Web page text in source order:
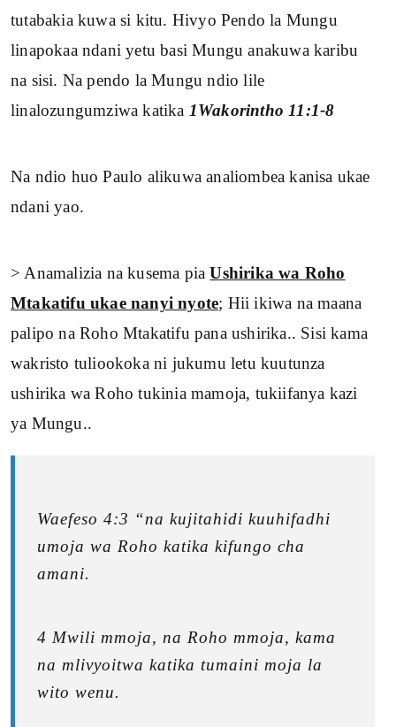
tutabakia kuwa si kitu. Hivyo Pendo la Mungu
linapokaa ndani yetu basi Mungu anakuwa karibu
na sisi. Na pendo la Mungu ndio lile
linalozungumziwa katika 1Wakorintho 11:1-8
Na ndio huo Paulo alikuwa analiombea kanisa ukae
ndani yao.
> Anamalizia na kusema piaUshirika wa Roho
Mtakatifu ukae nanyi nyote; Hii ikiwa na maana
palipo na Roho Mtakatifu pana ushirika.. Sisi kama
wakristo tuliookoka ni jukumu letu kuutunza
ushirika wa Roho tukinia mamoja, tukiifanya kazi
ya Mungu..
Waefeso 4:3 “na kujitahidi kuuhifadhi
umoja wa Roho katika kifungo cha
amani.
4 Mwili mmoja, na Roho mmoja, kama
na mlivyoitwa katika tumaini moja la
wito wenu.